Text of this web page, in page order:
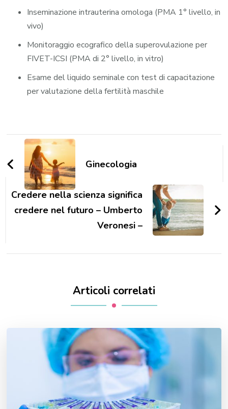
Inseminazione intrauterina omologa (PMA 1° livello, in
vivo)
Monitoraggio ecografico della superovulazione per
FIVET-ICSI (PMA di 2° livello, in vitro)
Esame del liquido seminale con test di capacitazione
per valutazione della fertilità maschile
Navigazione
articoli
Ginecologia
Credere nella scienza significa
credere nel futuro – Umberto
Veronesi –
Articoli correlati